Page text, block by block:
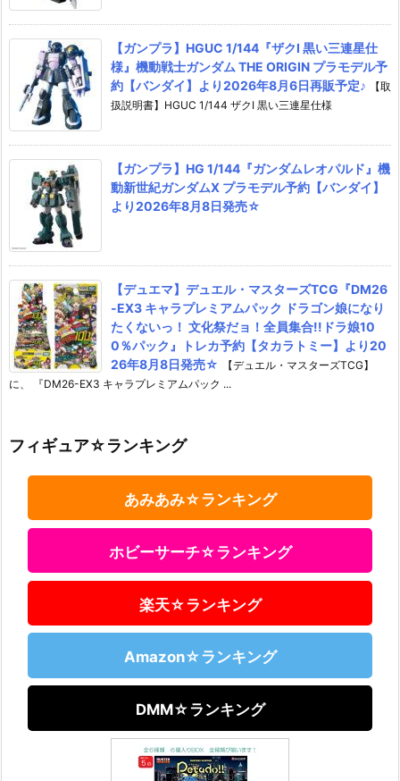
【ガンプラ】HGUC 1/144『ザクI 黒い三連星仕
様』機動戦士ガンダム THE ORIGIN プラモデル予
約【バンダイ】より2026年8月6日再販予定♪
【取
扱説明書】HGUC 1/144 ザクI 黒い三連星仕様
【ガンプラ】HG 1/144『ガンダムレオパルド』機
動新世紀ガンダムX プラモデル予約【バンダイ】
より2026年8月8日発売☆
【デュエマ】デュエル・マスターズTCG『DM26
-EX3 キャラプレミアムパック ドラゴン娘になり
たくないっ！ 文化祭だョ！全員集合!!ドラ娘10
0％パック』トレカ予約【タカラトミー】より20
26年8月8日発売☆
【デュエル・マスターズTCG】
に、 『DM26-EX3 キャラプレミアムパック ...
フィギュア☆ランキング
あみあみ☆ランキング
ホビーサーチ☆ランキング
楽天☆ランキング
Amazon☆ランキング
DMM☆ランキング